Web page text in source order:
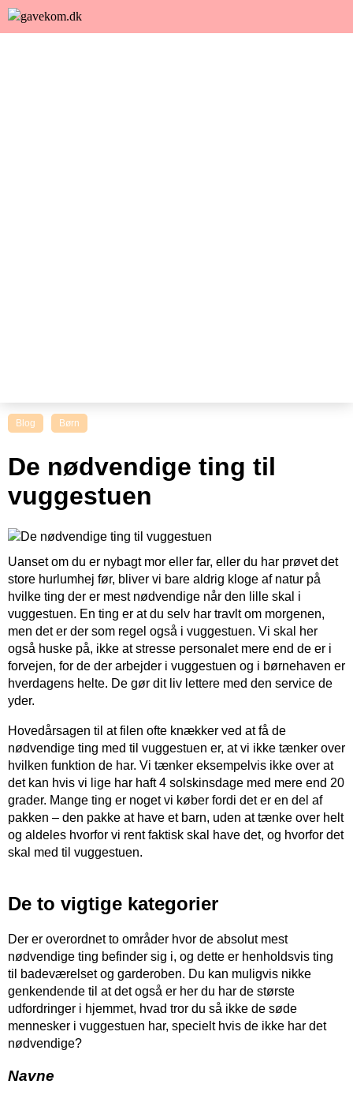
Blog Børn
De nødvendige ting til
vuggestuen
Uanset om du er nybagt mor eller far, eller du har prøvet det
store hurlumhej før, bliver vi bare aldrig kloge af natur på
hvilke ting der er mest nødvendige når den lille skal i
vuggestuen. En ting er at du selv har travlt om morgenen,
men det er der som regel også i vuggestuen. Vi skal her
også huske på, ikke at stresse personalet mere end de er i
forvejen, for de der arbejder i vuggestuen og i børnehaven er
hverdagens helte. De gør dit liv lettere med den service de
yder.
Hovedårsagen til at filen ofte knækker ved at få de
nødvendige ting med til vuggestuen er, at vi ikke tænker over
hvilken funktion de har. Vi tænker eksempelvis ikke over at
det kan hvis vi lige har haft 4 solskinsdage med mere end 20
grader. Mange ting er noget vi køber fordi det er en del af
pakken – den pakke at have et barn, uden at tænke over helt
og aldeles hvorfor vi rent faktisk skal have det, og hvorfor det
skal med til vuggestuen.
De to vigtige kategorier
Der er overordnet to områder hvor de absolut mest
nødvendige ting befinder sig i, og dette er henholdsvis ting
til badeværelset og garderoben. Du kan muligvis nikke
genkendende til at det også er her du har de største
udfordringer i hjemmet, hvad tror du så ikke de søde
mennesker i vuggestuen har, specielt hvis de ikke har det
nødvendige?
Navne